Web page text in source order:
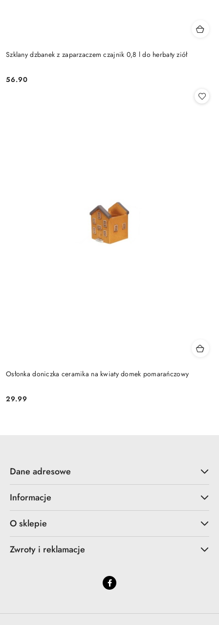
Szklany dzbanek z zaparzaczem czajnik 0,8 l do herbaty ziół
Cena:
56.90
Osłonka doniczka ceramika na kwiaty domek pomarańczowy
Cena:
29.99
Dane adresowe
Informacje
O sklepie
Zwroty i reklamacje